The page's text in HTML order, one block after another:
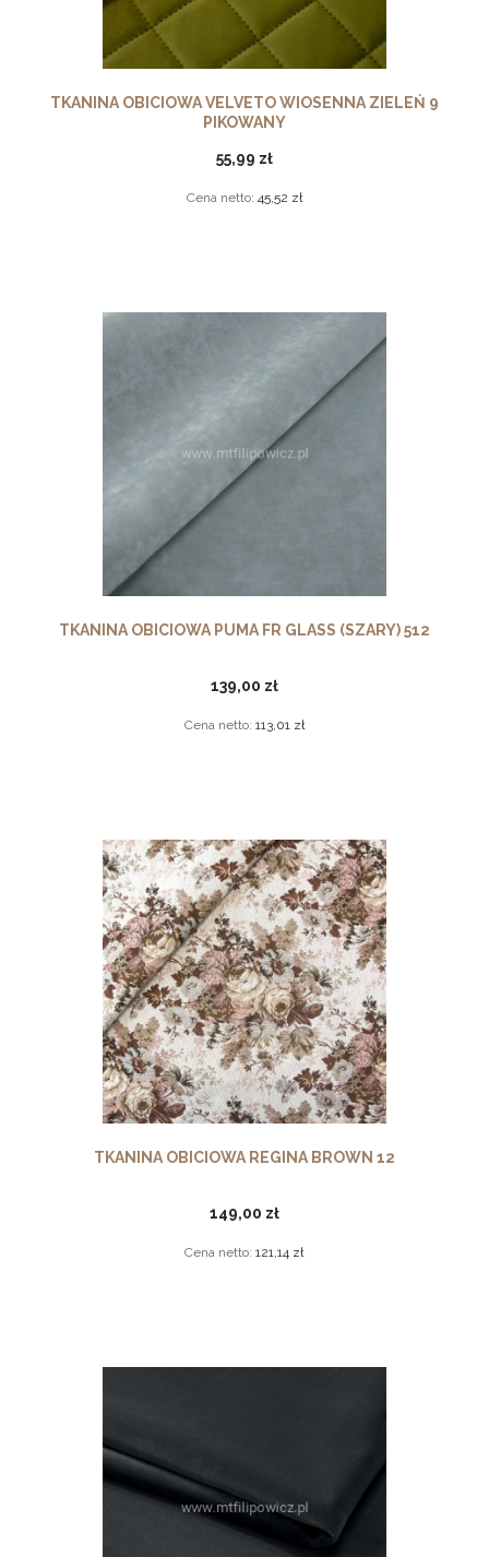
TKANINA OBICIOWA VELVETO WIOSENNA ZIELEŃ 9
PIKOWANY
55,99 zł
Cena netto: 45,52 zł
TKANINA OBICIOWA PUMA FR GLASS (SZARY) 512
139,00 zł
Cena netto: 113,01 zł
TKANINA OBICIOWA REGINA BROWN 12
149,00 zł
Cena netto: 121,14 zł